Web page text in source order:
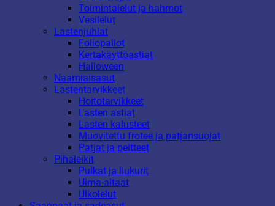
Toimintalelut ja hahmot
Vesilelut
Lastenjuhlat
Foliopallot
Kertakäyttöastiat
Halloween
Naamiaisasut
Lastentarvikkeet
Hoitotarvikkeet
Lasten astiat
Lasten kalusteet
Muovitettu frotee ja patjansuojat
Patjat ja peitteet
Pihaleikit
Pulkat ja liukurit
Uima-altaat
Ulkolelut